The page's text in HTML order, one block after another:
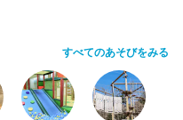
すべてのあそびをみる